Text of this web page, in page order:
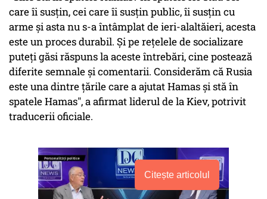
care îi susţin, cei care îi susţin public, îi susţin cu
arme şi asta nu s-a întâmplat de ieri-alaltăieri, acesta
este un proces durabil. Şi pe reţelele de socializare
puteţi găsi răspuns la aceste întrebări, cine postează
diferite semnale şi comentarii. Considerăm că Rusia
este una dintre ţările care a ajutat Hamas şi stă în
spatele Hamas", a afirmat liderul de la Kiev, potrivit
traducerii oficiale.
Citește articolul